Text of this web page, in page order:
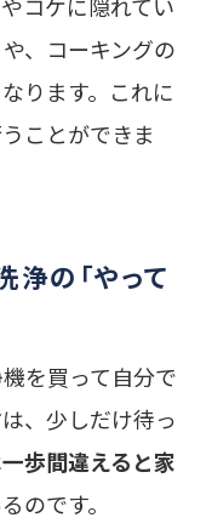
コケに隠れてい
、コーキングの
ります。これに
ことができま
浄の「やって
を買って自分で
、少しだけ待っ
一歩間違えると家
のです。